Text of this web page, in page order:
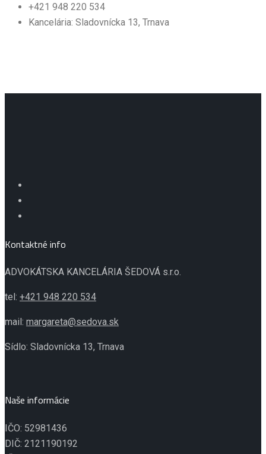
+421 948 220 534
Kancelária: Sladovnícka 13, Trnava
Kontaktné info
ADVOKÁTSKA KANCELÁRIA ŠEDOVÁ s.r.o.
tel: +421 948 220 534
mail: margareta@sedova.sk
Sídlo: Sladovnícka 13, Trnava
Naše informácie
IČO: 52981436
DIČ: 2121190192